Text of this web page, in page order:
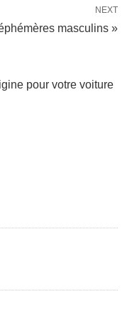
NEXT
masculins »
pour votre voiture